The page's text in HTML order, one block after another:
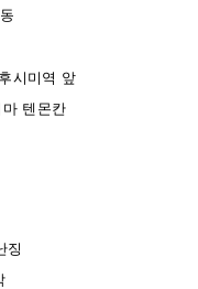
시미역 앞
텐몬칸
징